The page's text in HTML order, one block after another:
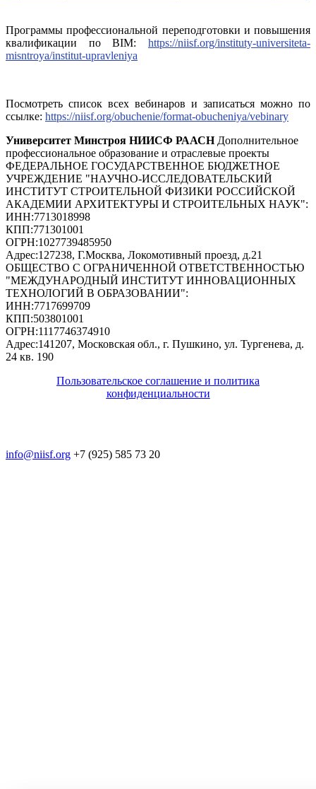
Программы профессиональной переподготовки и повышения
квалификации по BIM: https://niisf.org/instituty-universiteta-
misntroya/institut-upravleniya
Посмотреть список всех вебинаров и записаться можно по
ссылке: https://niisf.org/obuchenie/format-obucheniya/vebinary
Университет Минстроя НИИСФ РААСН Дополнительное
профессиональное образование и отраслевые проекты
ФЕДЕРАЛЬНОЕ ГОСУДАРСТВЕННОЕ БЮДЖЕТНОЕ
УЧРЕЖДЕНИЕ "НАУЧНО-ИССЛЕДОВАТЕЛЬСКИЙ
ИНСТИТУТ СТРОИТЕЛЬНОЙ ФИЗИКИ РОССИЙСКОЙ
АКАДЕМИИ АРХИТЕКТУРЫ И СТРОИТЕЛЬНЫХ НАУК":
ИНН:7713018998
КПП:771301001
ОГРН:1027739485950
Адрес:127238, Г.Москва, Локомотивный проезд, д.21
ОБЩЕСТВО С ОГРАНИЧЕННОЙ ОТВЕТСТВЕННОСТЬЮ
"МЕЖДУНАРОДНЫЙ ИНСТИТУТ ИННОВАЦИОННЫХ
ТЕХНОЛОГИЙ В ОБРАЗОВАНИИ":
ИНН:7717699709
КПП:503801001
ОГРН:1117746374910
Адрес:141207, Московская обл., г. Пушкино, ул. Тургенева, д.
24 кв. 190
Пользовательское соглашение и политика
конфиденциальности
info@niisf.org +7 (925) 585 73 20